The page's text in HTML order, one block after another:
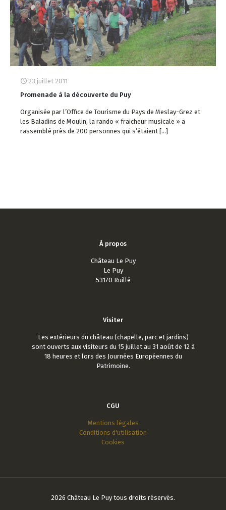
23 juillet 2011
Promenade à la découverte du Puy
Organisée par l’Office de Tourisme du Pays de Meslay-Grez et
les Baladins de Moulin, la rando « fraicheur musicale » a
rassemblé près de 200 personnes qui s’étaient […]
À propos
Château Le Puy
Le Puy
53170 Ruillé
Visiter
Les extérieurs du château (chapelle, parc et jardins)
sont ouverts aux visiteurs du 15 juillet au 31 août de 12 à
18 heures et lors des Journées Européennes du
Patrimoine.
CGU
Mentions légales
Conditions d'utilisation
Cookies
2026 Château Le Puy tous droits réservés.